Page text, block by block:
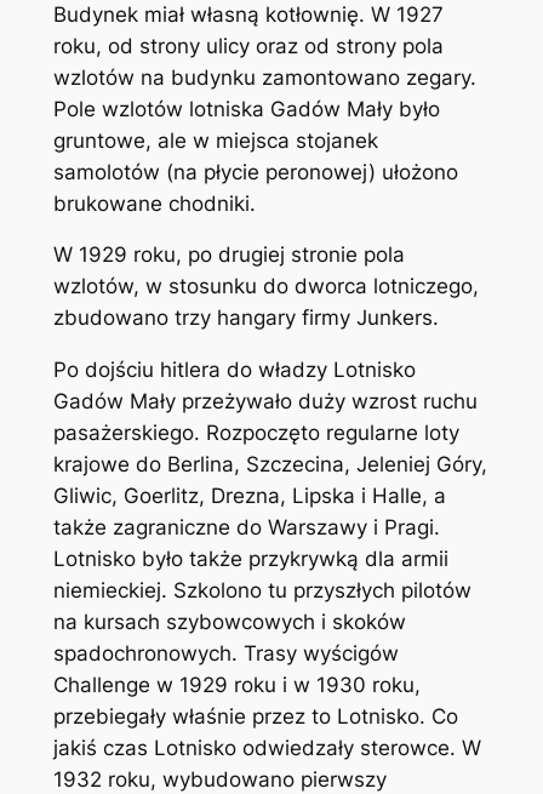
Budynek miał własną kotłownię. W 1927
roku, od strony ulicy oraz od strony pola
wzlotów na budynku zamontowano zegary.
Pole wzlotów lotniska Gadów Mały było
gruntowe, ale w miejsca stojanek
samolotów (na płycie peronowej) ułożono
brukowane chodniki.
W 1929 roku, po drugiej stronie pola
wzlotów, w stosunku do dworca lotniczego,
zbudowano trzy hangary firmy Junkers.
Po dojściu hitlera do władzy Lotnisko
Gadów Mały przeżywało duży wzrost ruchu
pasażerskiego. Rozpoczęto regularne loty
krajowe do Berlina, Szczecina, Jeleniej Góry,
Gliwic, Goerlitz, Drezna, Lipska i Halle, a
także zagraniczne do Warszawy i Pragi.
Lotnisko było także przykrywką dla armii
niemieckiej. Szkolono tu przyszłych pilotów
na kursach szybowcowych i skoków
spadochronowych. Trasy wyścigów
Challenge w 1929 roku i w 1930 roku,
przebiegały właśnie przez to Lotnisko. Co
jakiś czas Lotnisko odwiedzały sterowce. W
1932 roku, wybudowano pierwszy